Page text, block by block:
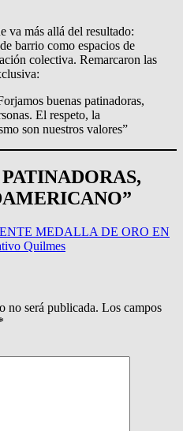
va más allá del resultado:
barrio como espacios de
colectiva. Remarcaron las
buenas patinadoras,
El respeto, la
son nuestros valores”
PATINADORAS,
MEDALLA DE ORO EN
Quilmes
no será publicada. Los campos